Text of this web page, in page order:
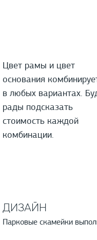
Цвет рамы и цвет
основания
в любых вариантах.
рады подсказать
стоимость каждой
комбинации.
ДИЗАЙН
Парковые скамейки